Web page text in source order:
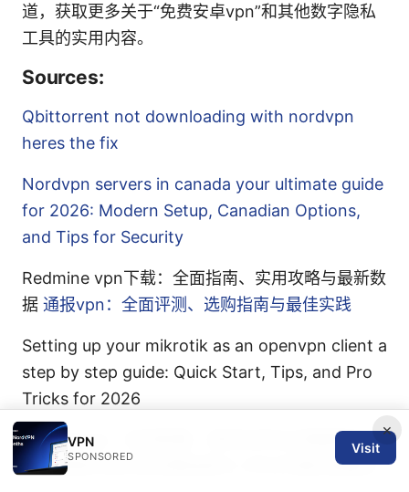
道，获取更多关于“免费安卓vpn”和其他数字隐私
工具的实用内容。
Sources:
Qbittorrent not downloading with nordvpn
heres the fix
Nordvpn servers in canada your ultimate guide
for 2026: Modern Setup, Canadian Options,
and Tips for Security
Redmine vpn下载：全面指南、实用攻略与最新数
据 通报vpn：全面评测、选购指南与最佳实践
Setting up your mikrotik as an openvpn client a
step by step guide: Quick Start, Tips, and Pro
Tricks for 2026
代理 github：如何配置、使用及常见问题解答在
中国网络环境中的完整指南与 VPN/代理实操要点
×
VPN
SPONSORED
Visit